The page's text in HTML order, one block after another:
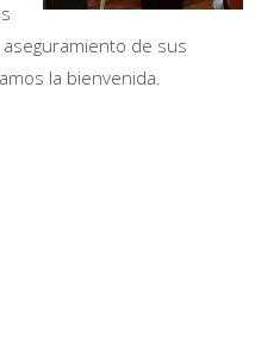
de sus
la bienvenida.